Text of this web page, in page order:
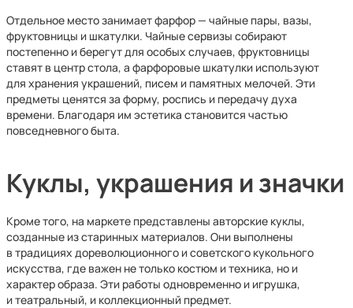
Отдельное место занимает фарфор — чайные пары, вазы,
фруктовницы и шкатулки. Чайные сервизы собирают
постепенно и берегут для особых случаев, фруктовницы
ставят в центр стола, а фарфоровые шкатулки используют
для хранения украшений, писем и памятных мелочей. Эти
предметы ценятся за форму, роспись и передачу духа
времени. Благодаря им эстетика становится частью
повседневного быта.
Куклы, украшения и значки
Кроме того, на маркете представлены авторские куклы,
созданные из старинных материалов. Они выполнены
в традициях дореволюционного и советского кукольного
искусства, где важен не только костюм и техника, но и
характер образа. Эти работы одновременно и игрушка,
и театральный, и коллекционный предмет.